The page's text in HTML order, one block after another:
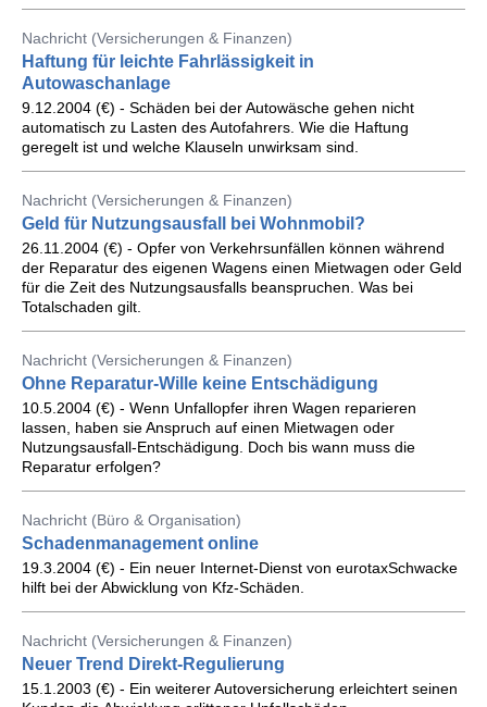
Nachricht (Versicherungen & Finanzen)
Haftung für leichte Fahrlässigkeit in
Autowaschanlage
9.12.2004 (€) - Schäden bei der Autowäsche gehen nicht
automatisch zu Lasten des Autofahrers. Wie die Haftung
geregelt ist und welche Klauseln unwirksam sind.
Nachricht (Versicherungen & Finanzen)
Geld für Nutzungsausfall bei Wohnmobil?
26.11.2004 (€) - Opfer von Verkehrsunfällen können während
der Reparatur des eigenen Wagens einen Mietwagen oder Geld
für die Zeit des Nutzungsausfalls beanspruchen. Was bei
Totalschaden gilt.
Nachricht (Versicherungen & Finanzen)
Ohne Reparatur-Wille keine Entschädigung
10.5.2004 (€) - Wenn Unfallopfer ihren Wagen reparieren
lassen, haben sie Anspruch auf einen Mietwagen oder
Nutzungsausfall-Entschädigung. Doch bis wann muss die
Reparatur erfolgen?
Nachricht (Büro & Organisation)
Schadenmanagement online
19.3.2004 (€) - Ein neuer Internet-Dienst von eurotaxSchwacke
hilft bei der Abwicklung von Kfz-Schäden.
Nachricht (Versicherungen & Finanzen)
Neuer Trend Direkt-Regulierung
15.1.2003 (€) - Ein weiterer Autoversicherung erleichtert seinen